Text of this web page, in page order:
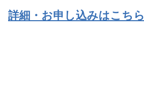
詳細・お申し込みはこちら